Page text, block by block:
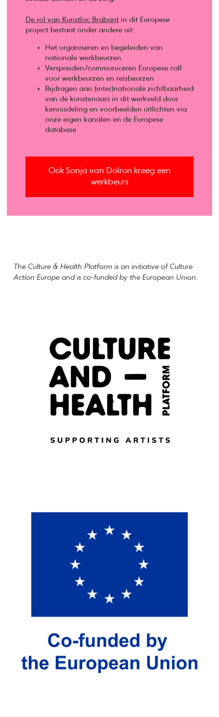
De rol van Kunstloc Brabantin dit Europese
project bestaat onder andere uit:
Het organiseren en begeleiden van
nationale werkbeurzen
Verspreiden/communiceren Europese call
voor werkbeurzen en reisbeurzen
Bijdragen aan (inter)nationale zichtbaarheid
van de kunstenaars in dit werkveld door
kennisdeling en voorbeelden uitlichten via
onze eigen kanalen en de Europese
database
Ook Sonja van Dolron kreeg een
werkbeurs
The Culture & Health Platform is an initiative of Culture
Action Europe and is co-funded by the European Union.